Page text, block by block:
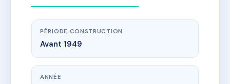
PÉRIODE CONSTRUCTION
Avant 1949
ANNÉE